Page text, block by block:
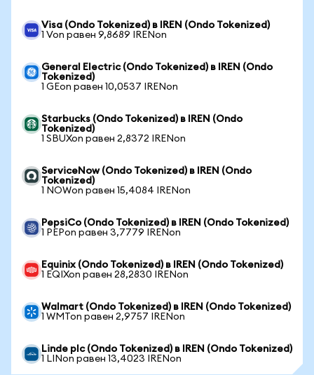
Visa (Ondo Tokenized) в IREN (Ondo Tokenized)
1 Von равен 9,8689 IRENon
General Electric (Ondo Tokenized) в IREN (Ondo
Tokenized)
1 GEon равен 10,0537 IRENon
Starbucks (Ondo Tokenized) в IREN (Ondo
Tokenized)
1 SBUXon равен 2,8372 IRENon
ServiceNow (Ondo Tokenized) в IREN (Ondo
Tokenized)
1 NOWon равен 15,4084 IRENon
PepsiCo (Ondo Tokenized) в IREN (Ondo Tokenized)
1 PEPon равен 3,7779 IRENon
Equinix (Ondo Tokenized) в IREN (Ondo Tokenized)
1 EQIXon равен 28,2830 IRENon
Walmart (Ondo Tokenized) в IREN (Ondo Tokenized)
1 WMTon равен 2,9757 IRENon
Linde plc (Ondo Tokenized) в IREN (Ondo Tokenized)
1 LINon равен 13,4023 IRENon